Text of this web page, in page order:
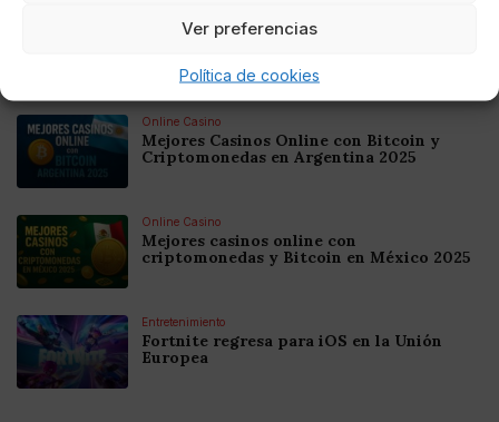
Ver preferencias
Política de cookies
Online Casino
Mejores Cripto Casinos Online en
Online Casino
Mejores Casinos Online con Bitcoin y
Criptomonedas en Argentina 2025
Online Casino
Mejores casinos online con
criptomonedas y Bitcoin en México 2025
Entretenimiento
Fortnite regresa para iOS en la Unión
Europea